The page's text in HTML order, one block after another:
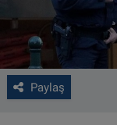
Paylaş
CONTACT
Çerez